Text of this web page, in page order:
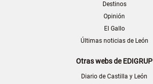
Destinos
Opinión
El Gallo
Últimas noticias de León
Otras webs de EDIGRUP
Diario de Castilla y León